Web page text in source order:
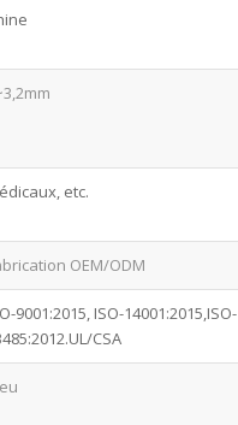
etc.
OEM/ODM
9001:2015, ISO-14001:2015,ISO-
CSA